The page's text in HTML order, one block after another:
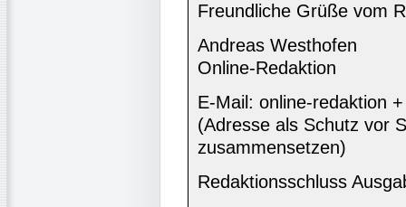
Freundliche Grüße vom
Andreas Westhofen
Online-Redaktion
E-Mail: online-redaktion
(Adresse als Schutz vor
zusammensetzen)
Redaktionsschluss